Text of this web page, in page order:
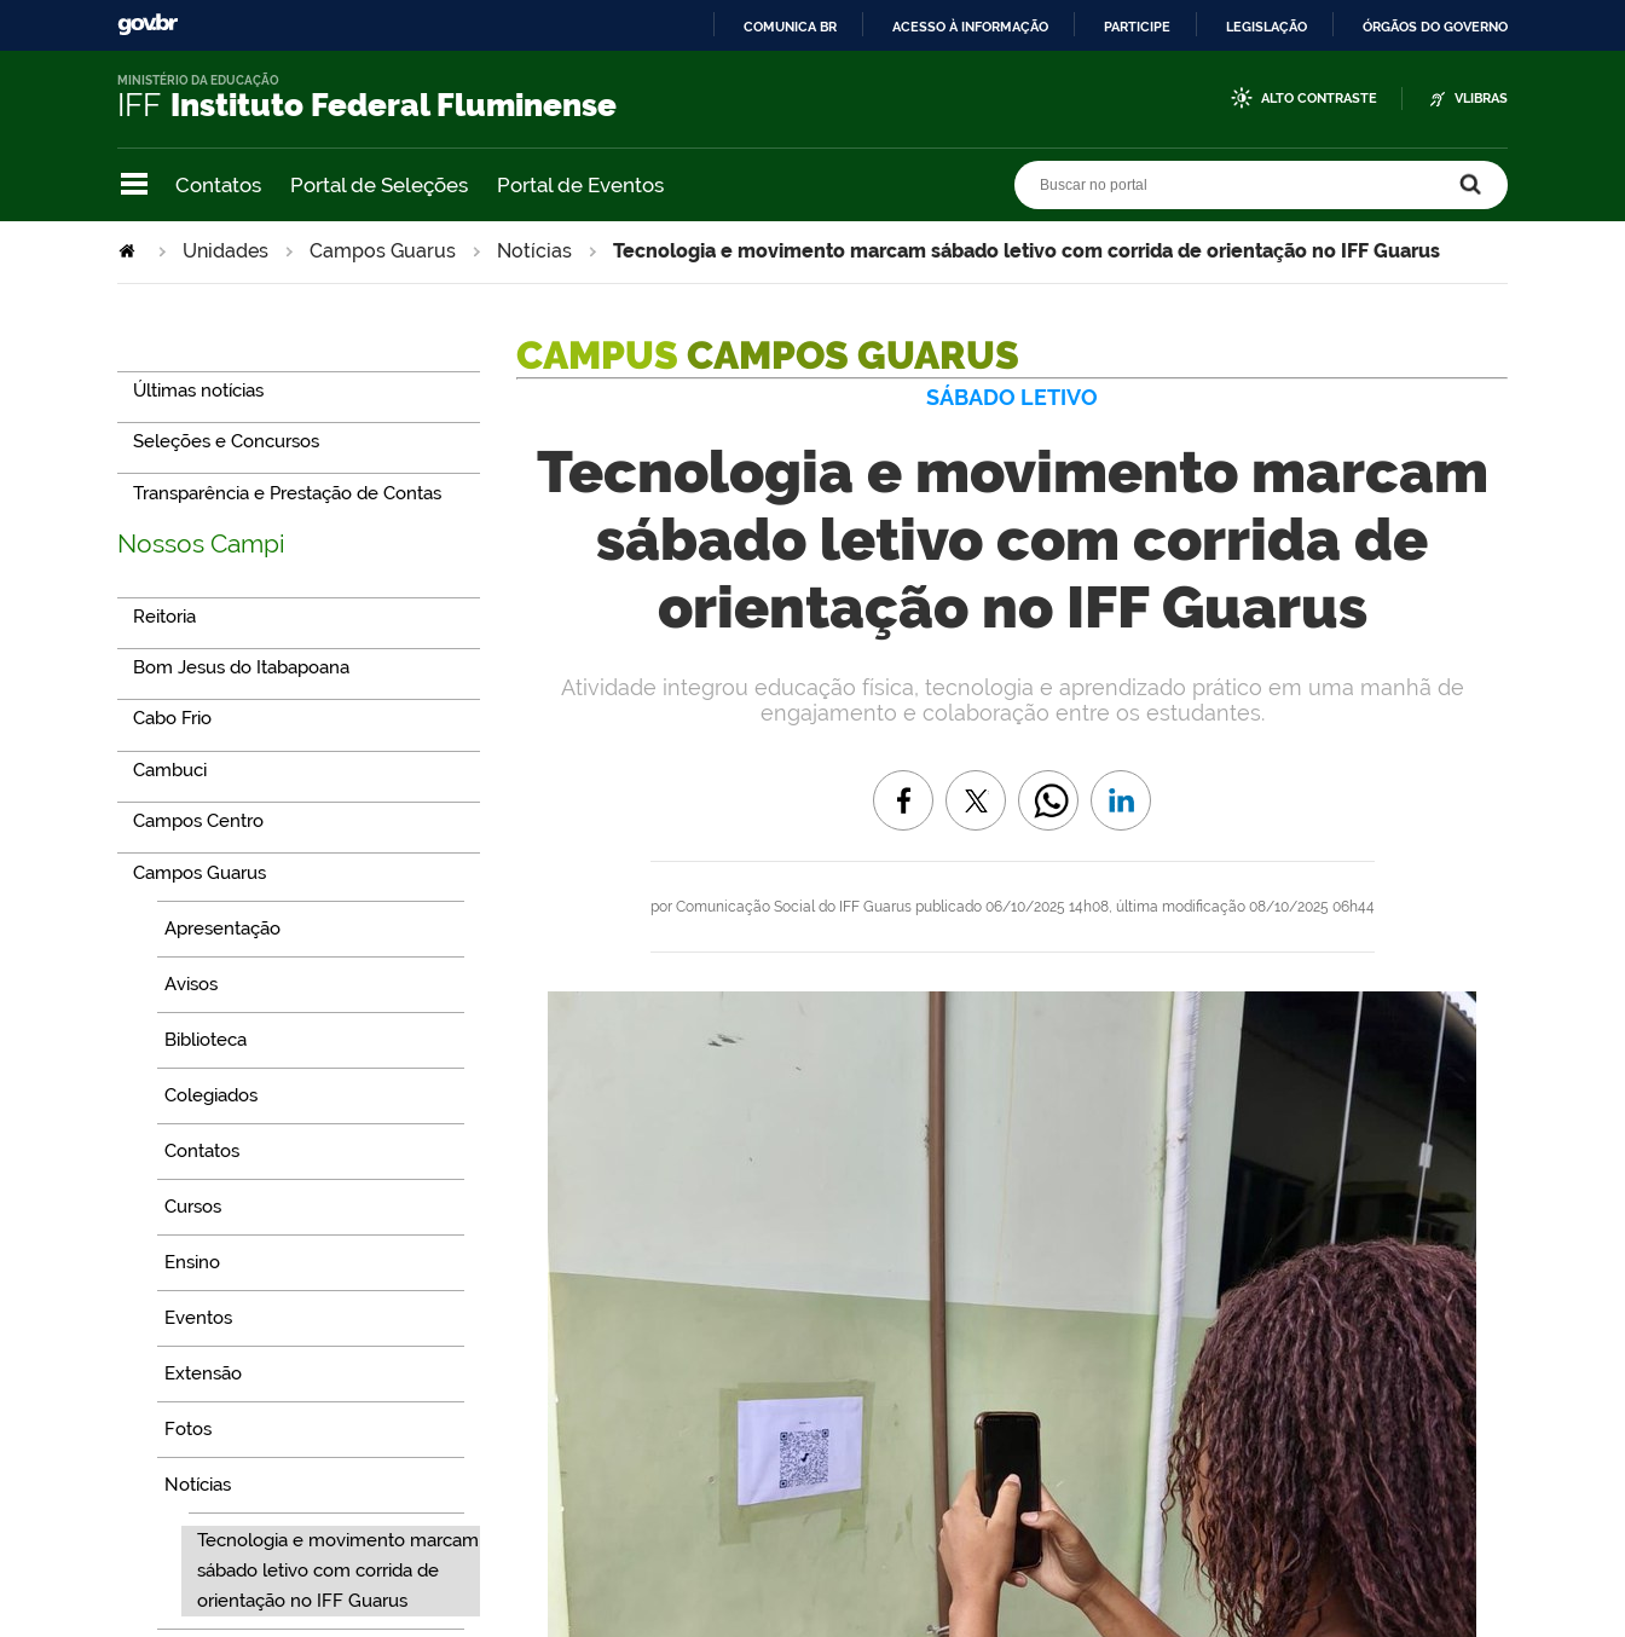
COMUNICA BR ACESSO À INFORMAÇÃO PARTICIPE LEGISLAÇÃO ÓRGÃOS DO GOVERNO
IFF Instituto Federal Fluminense
MINISTÉRIO DA EDUCAÇÃO
ALTO CONTRASTE VLIBRAS
Contatos Portal de Seleções Portal de Eventos
Unidades Campos Guarus Notícias Tecnologia e movimento marcam sábado letivo com corrida de orientação no IFF Guarus
Últimas notícias
Seleções e Concursos
Transparência e Prestação de Contas
Nossos Campi
Reitoria
Bom Jesus do Itabapoana
Cabo Frio
Cambuci
Campos Centro
Campos Guarus
Apresentação
Avisos
Biblioteca
Colegiados
Contatos
Cursos
Ensino
Eventos
Extensão
Fotos
Notícias
Tecnologia e movimento marcam
sábado letivo com corrida de
orientação no IFF Guarus
CAMPUS CAMPOS GUARUS
SÁBADO LETIVO
Tecnologia e movimento marcam
sábado letivo com corrida de
orientação no IFF Guarus
por Comunicação Social do IFF Guarus publicado06/10/2025 14h08, última modificação08/10/2025 06h44
Atividade integrou educação física, tecnologia e aprendizado prático em uma manhã de
engajamento e colaboração entre os estudantes.